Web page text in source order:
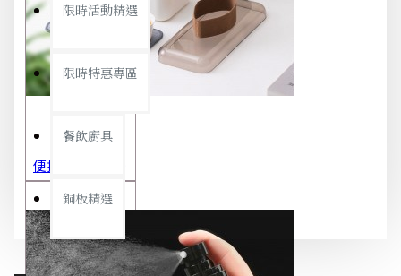
限時活動精選
限時特惠專區
餐飲廚具
銅板精選